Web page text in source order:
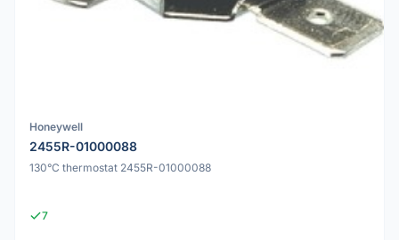
Honeywell
2455R-01000088
130°C thermostat 2455R-01000088
7